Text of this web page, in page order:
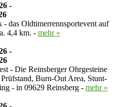
-
- das Oldtimerrennsportevent auf
4,4 km. - mehr »
-
- Die Reinsberger Ohrgesteine
Burn-Out Area, Stunt-
- in 09629 Reinsberg - mehr »